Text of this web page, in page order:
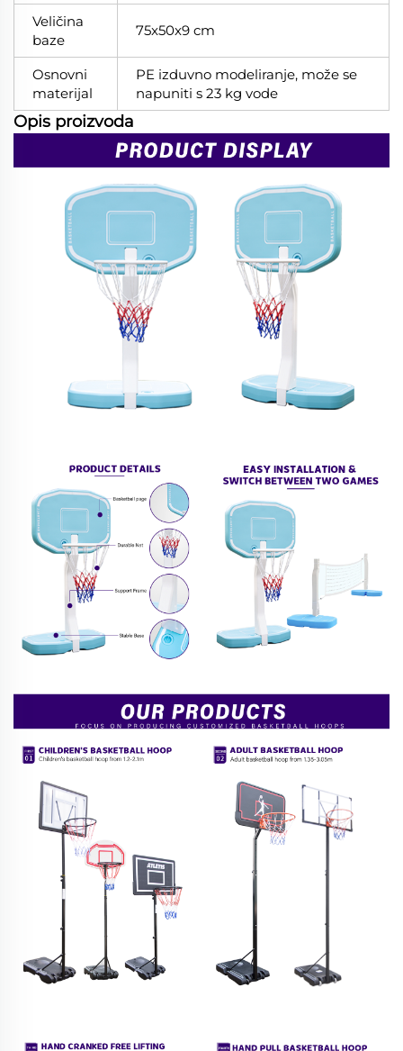
Veličina
baze
75x50x9 cm
Osnovni
materijal
PE izduvno modeliranje, može se
napuniti s 23 kg vode
Opis proizvoda